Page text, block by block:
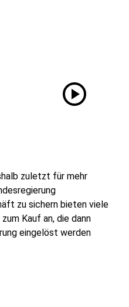
play_circle
zuletzt für mehr
zu sichern bieten viele
Kauf an, die dann
eingelöst werden